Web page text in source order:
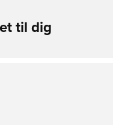
til dig